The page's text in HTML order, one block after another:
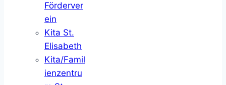
Förderver
ein
Kita St.
Elisabeth
Kita/Famil
ienzentru